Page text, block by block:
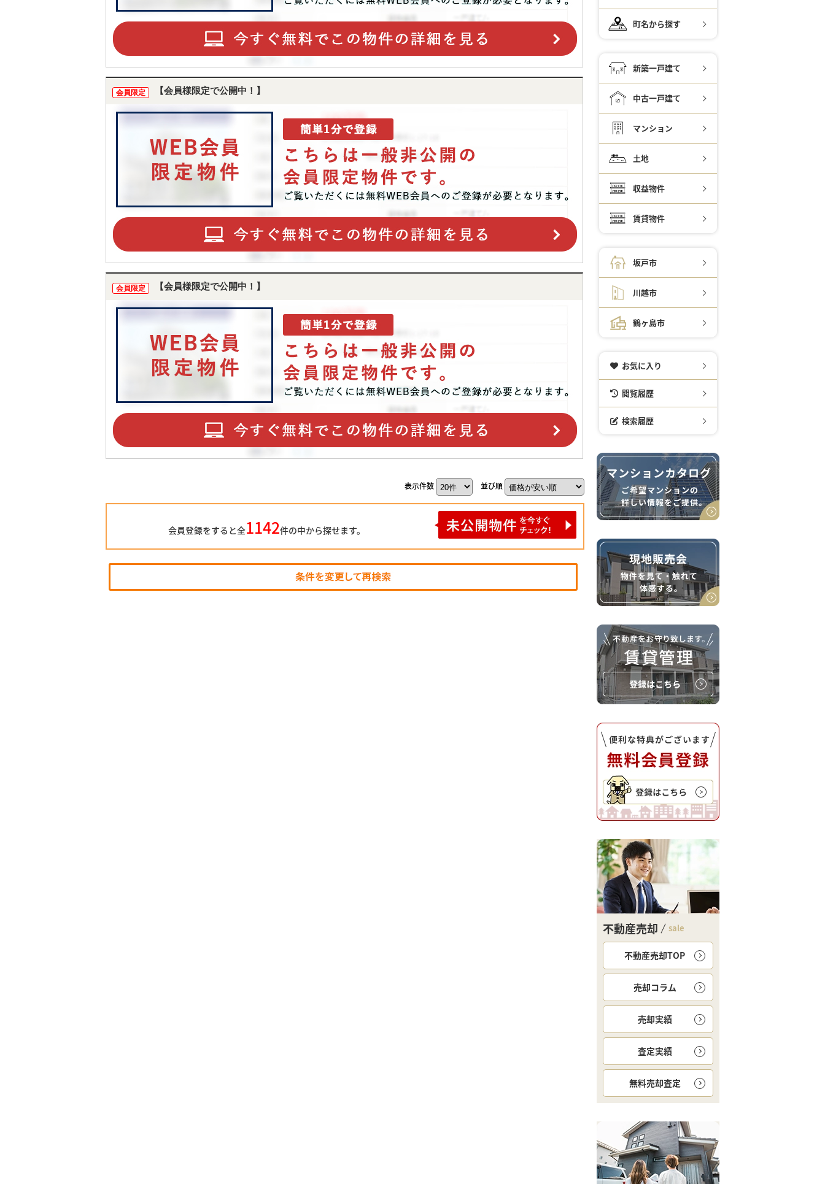
会員限定 【会員様限定で公開中！】
会員限定 【会員様限定で公開中！】
表示件数 並び順
会員登録をすると全1142件の中から探せます。
町名から探す
新築一戸建て
中古一戸建て
マンション
土地
収益物件
賃貸物件
坂戸市
川越市
鶴ヶ島市
お気に入り
閲覧履歴
検索履歴
不動産売却 sale
不動産売却TOP
売却コラム
売却実績
査定実績
無料売却査定